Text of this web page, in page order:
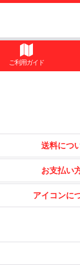
ご利用ガイド
送料につ
お支払い
アイコンに